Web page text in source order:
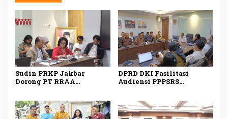
Sudin PRKP Jakbar
Dorong PT RRAA
Administratif Bisa
Diberikan
DPRD DKI Fasilitasi
Audiensi PPPSRS
Terima Pengelolaan Jadi
Sorotan